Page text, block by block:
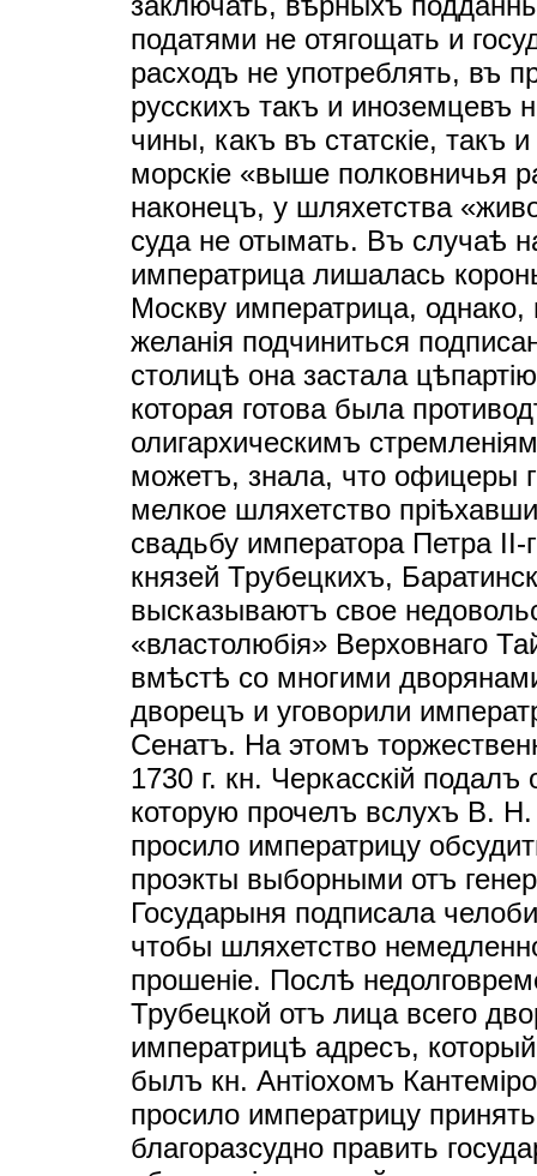
податями не отягощать и
расходъ не употреблять, въ
русскихъ такъ и иноземцевъ
чины, какъ въ статскiе, такъ
морскiе «выше полковничья
наконецъ, у шляхетства
суда не отымать. Въ случаѣ
императрица лишалась
Москву императрица,
желанiя подчиниться
столицѣ она застала
которая готова была
олигархическимъ
можетъ, знала, что офицеры
мелкое шляхетство
свадьбу императора Петра
князей Трубецкихъ,
высказываютъ свое
«властолюбiя» Верховнаго
вмѣстѣ со многими
дворецъ и уговорили
Сенатъ. На этомъ
1730 г. кн. Черкасскiй
которую прочелъ вслухъ В.
просило императрицу
проэкты выборными отъ
Государыня подписала
чтобы шляхетство
прошенiе. Послѣ
Трубецкой отъ лица всего
императрицѣ адресъ,
былъ кн. Антiохомъ
просило императрицу
благоразсудно править